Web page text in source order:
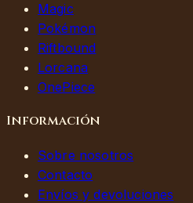
Magic
Pokémon
Riftbound
Lorcana
OnePiece
Información
Sobre nosotros
Contacto
Envíos y devoluciones